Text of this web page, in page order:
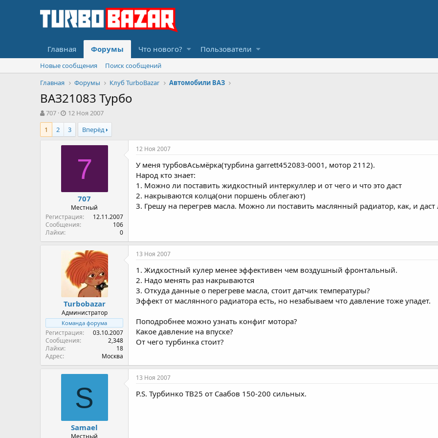
Главная Форумы Что нового? Пользователи
Новые сообщения
Поиск сообщений
Главная
Форумы Клуб TurboBazar Автомобили ВАЗ
ВАЗ21083 Турбо
А
в
т
о
707
Д
а
т
а
н
а
12 Ноя 2007
1
2 3 Вперёд
7
707
Местный
Регистрация
12.11.2007
Сообщения
106
Лайки
0
12 Ноя 2007
У меня турбовАсьмёрка(турбина garrett452083-0001, мотор 2112).
Народ кто знает:
1. Можно ли поставить жидкостный интеркуллер и от чего и что это даст
2. накрываются колца(они поршень облегают)
3. Грешу на перегрев масла. Можно ли поставить маслянный радиатор, как, и даст
Turbobazar
Администратор
Команда форума
Регистрация
03.10.2007
Сообщения
2,348
Лайки
18
Адрес
Москва
13 Ноя 2007
1. Жидкостный кулер менее эффективен чем воздушный фронтальный.
2. Надо менять раз накрываются
3. Откуда данные о перегреве масла, стоит датчик температуры?
Эффект от маслянного радиатора есть, но незабываем что давление тоже упадет.
Поподробнее можно узнать конфиг мотора?
Какое давление на впуске?
От чего турбинка стоит?
S
Samael
Местный
13 Ноя 2007
P.S. Турбинко TB25 от Саабов 150-200 сильных.